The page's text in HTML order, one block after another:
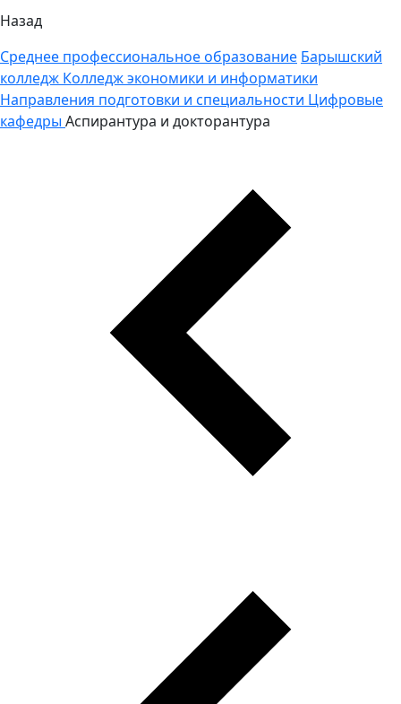
Назад
Среднее профессиональное образование Барышский
колледж Колледж экономики и информатики
Направления подготовки и специальности Цифровые
кафедры Аспирантура и докторантура